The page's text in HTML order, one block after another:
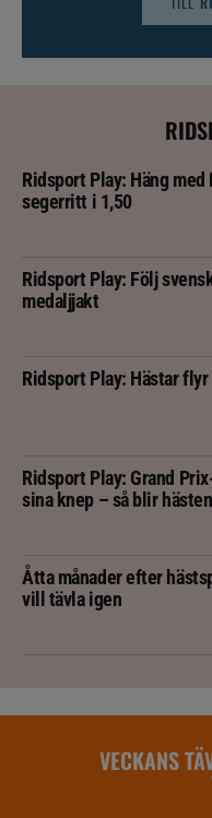
Ridsport Play: Häng
segerritt i 1,50
Ridsport Play: Följ
medaljjakt
Ridsport Play: Hästar
Ridsport Play: Grand
sina knep – så blir
Åtta månader efter
vill tävla igen
VECKANS